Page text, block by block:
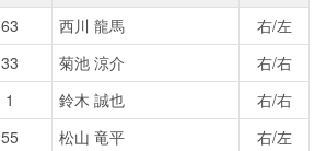
63 西川 龍馬
右/左
33 菊池 涼介
右/右
1 鈴木 誠也
右/右
55 松山 竜平
右/左